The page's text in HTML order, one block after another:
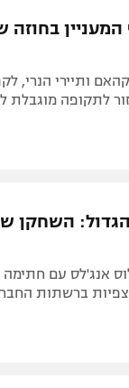
בחוזה
ותיירי הנרי,
לתקופה מוגבלת
השחקן
ברשתות